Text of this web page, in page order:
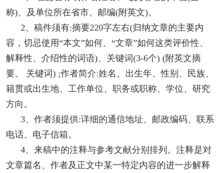
称)、及单位所在省市、邮编(附英文)。
2、稿件须有:摘要220字左右(归纳文章的主要内
容，切忌使用“本文”如何、“文章”如何这类评价性、
解释性、介绍性的词语)、关键词(3-6个) (附英文摘
要、 关键词) ;作者简介:姓名、出生年、性别、民族、
籍贯或出生地、工作单位、职务或职称、学位、研究
方向。
3、作者须提供:详细的通信地址、邮政编码、联系
电话、电子信箱。
4、来稿中的注释与参考文献分别排列。注释是对
文章篇名、作者及正文中某一特定内容的进一步解释